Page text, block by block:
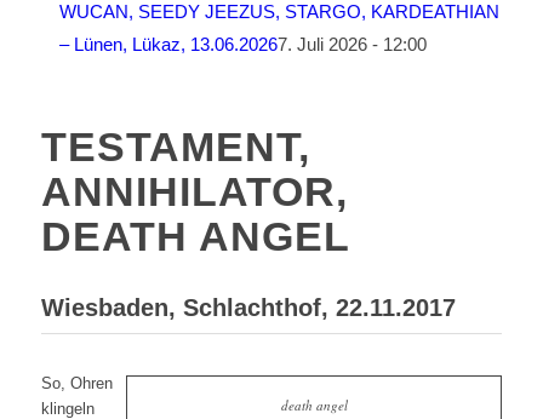
WUCAN, SEEDY JEEZUS, STARGO, KARDEATHIAN
– Lünen, Lükaz, 13.06.20267. Juli 2026 - 12:00
TESTAMENT,
ANNIHILATOR,
DEATH ANGEL
Wiesbaden, Schlachthof, 22.11.2017
death angel
So, Ohren
klingeln